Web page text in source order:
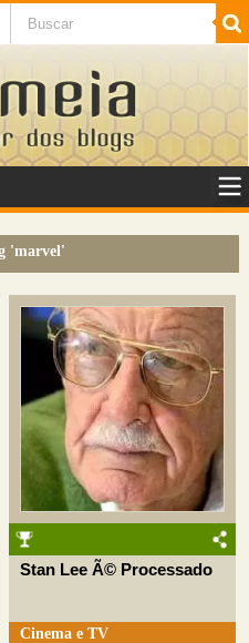
SaÃºde
'marvel'
Stan Lee Ã© Processado
Cinema e TV